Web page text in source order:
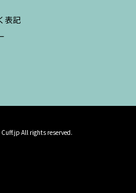
表記
All rights reserved.